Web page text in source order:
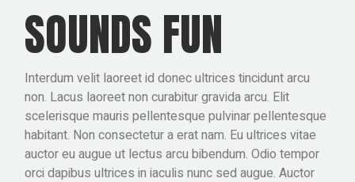
SOUNDS FUN
Interdum velit laoreet id donec ultrices tincidunt arcu
non. Lacus laoreet non curabitur gravida arcu. Elit
scelerisque mauris pellentesque pulvinar pellentesque
habitant. Non consectetur a erat nam. Eu ultrices vitae
auctor eu augue ut lectus arcu bibendum. Odio tempor
orci dapibus ultrices in iaculis nunc sed augue. Auctor